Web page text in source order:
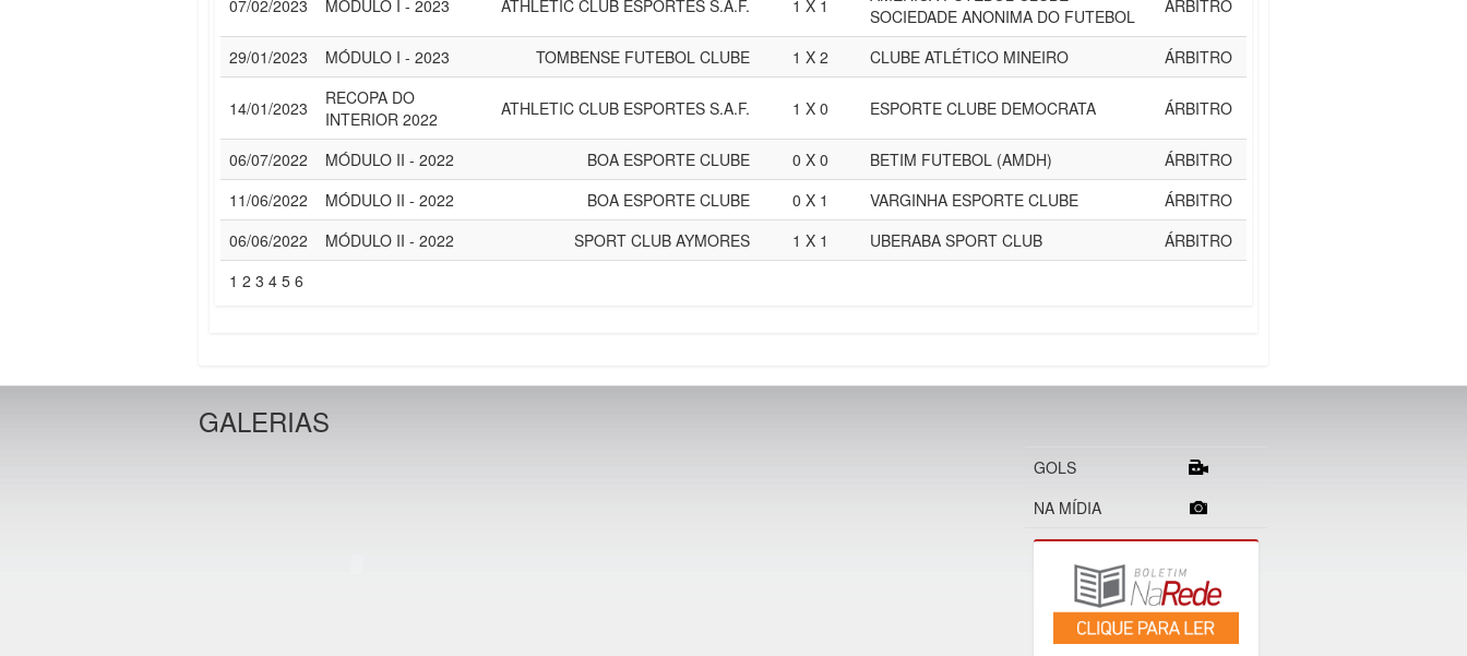
07/02/2023 MÓDULO I - 2023 ATHLETIC CLUB ESPORTES S.A.F. 1 X 1
SOCIEDADE ANONIMA DO FUTEBOL
ÁRBITRO
29/01/2023 MÓDULO I - 2023 TOMBENSE FUTEBOL CLUBE 1 X 2 CLUBE ATLÉTICO MINEIRO ÁRBITRO
14/01/2023
RECOPA DO
INTERIOR 2022
ATHLETIC CLUB ESPORTES S.A.F. 1 X 0 ESPORTE CLUBE DEMOCRATA ÁRBITRO
06/07/2022 MÓDULO II - 2022 BOA ESPORTE CLUBE 0 X 0 BETIM FUTEBOL (AMDH)
ÁRBITRO
11/06/2022
MÓDULO II - 2022 BOA ESPORTE CLUBE 0 X 1 VARGINHA ESPORTE CLUBE
ÁRBITRO
06/06/2022
MÓDULO II - 2022 SPORT CLUB AYMORES 1 X 1 UBERABA SPORT CLUB
ÁRBITRO
1 2 3 4 5 6
GALERIAS
GOLS
NA MÍDIA